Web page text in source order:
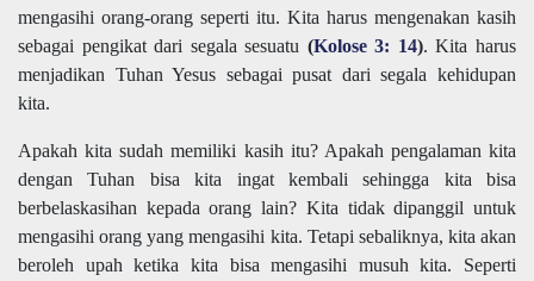
mengasihi orang-orang seperti itu. Kita harus mengenakan kasih
sebagai pengikat dari segala sesuatu (Kolose 3: 14). Kita harus
menjadikan Tuhan Yesus sebagai pusat dari segala kehidupan
kita.
Apakah kita sudah memiliki kasih itu? Apakah pengalaman kita
dengan Tuhan bisa kita ingat kembali sehingga kita bisa
berbelaskasihan kepada orang lain? Kita tidak dipanggil untuk
mengasihi orang yang mengasihi kita. Tetapi sebaliknya, kita akan
beroleh upah ketika kita bisa mengasihi musuh kita. Seperti